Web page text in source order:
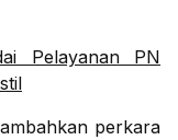
Pelayanan PN
perkara